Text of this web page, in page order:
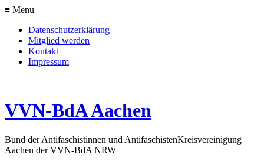
≡ Menu
Datenschutzerklärung
Mitglied werden
Kontakt
Impressum
VVN-BdA Aachen
Bund der Antifaschistinnen und AntifaschistenKreisvereinigung
Aachen der VVN-BdA NRW